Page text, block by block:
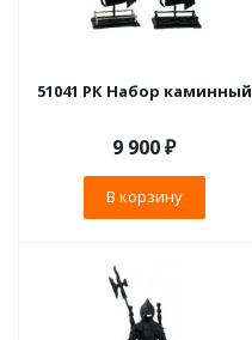
51041 РК Набор каминный
9 900₽
В корзину